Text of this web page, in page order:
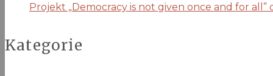
Projekt „Democracy is not given once and for all”
Kategorie